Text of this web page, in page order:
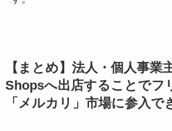
【まとめ】法人・個人事業
Shopsへ出店することでフ
「メルカリ」市場に参入で